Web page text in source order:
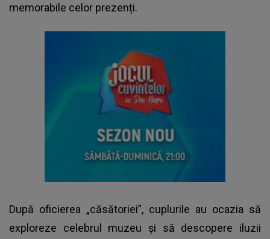
memorabile celor prezenți.
După oficierea „căsătoriei”, cuplurile au ocazia să
exploreze celebrul muzeu și să descopere iluzii